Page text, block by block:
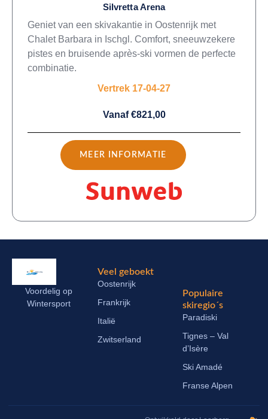
Silvretta Arena
Geniet van een skivakantie in Oostenrijk met
Chalet Barbara in Ischgl. Comfort, sneeuwzekere
pistes en bruisende après-ski vormen de perfecte
combinatie.
Vertrek 17-04-27
Vanaf €821,00
MEER INFORMATIE
Voordelig op
Wintersport
Veel geboekt
Oostenrijk
Frankrijk
Italië
Zwitserland
Populaire
skiregio´s
Paradiski
Tignes – Val
d’Isère
Ski Amadé
Franse Alpen